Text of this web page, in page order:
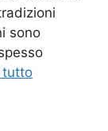
sono
tutto